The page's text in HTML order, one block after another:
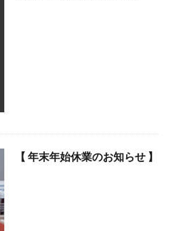
【 年末年始休業のお知らせ 】